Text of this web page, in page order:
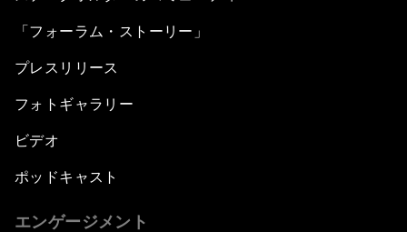
「フォーラム・ストーリー」
プレスリリース
フォトギャラリー
ビデオ
ポッドキャスト
エンゲージメント